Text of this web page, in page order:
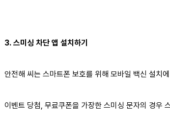
3. 스미싱 차단 앱 설치하기
안전해 씨는 스마트폰 보호를 위해 모바일 백신 설치
이벤트 당첨, 무료쿠폰을 가장한 스미싱 문자의 경우